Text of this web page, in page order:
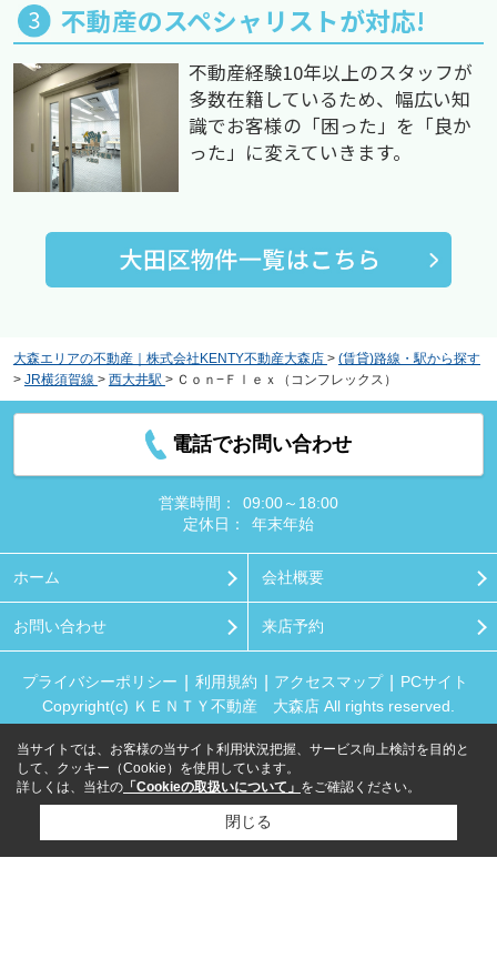
不動産のスペシャリストが対応!
不動産経験10年以上のスタッフが
多数在籍しているため、幅広い知
識でお客様の「困った」を「良か
った」に変えていきます。
大森エリアの不動産｜株式会社KENTY不動産大森店 > (賃貸)路線・駅から探す
> JR横須賀線 > 西大井駅 > Ｃｏｎ−Ｆｌｅｘ（コンフレックス）
電話でお問い合わせ
営業時間：
09:00～18:00
定休日：
年末年始
ホーム 会社概要
お問い合わせ 来店予約
プライバシーポリシー 利用規約 アクセスマップ
PCサイト
Copyright(c) ＫＥＮＴＹ不動産 大森店 All rights reserved.
当サイトでは、お客様の当サイト利用状況把握、サービス向上検討を目的と
して、クッキー（Cookie）を使用しています。
詳しくは、当社の 「Cookieの取扱いについて」 をご確認ください。
閉じる